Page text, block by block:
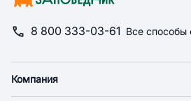
8 800 333-03-61 Все способы
Компания